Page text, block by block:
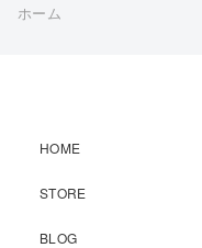
ホーム
HOME
STORE
BLOG